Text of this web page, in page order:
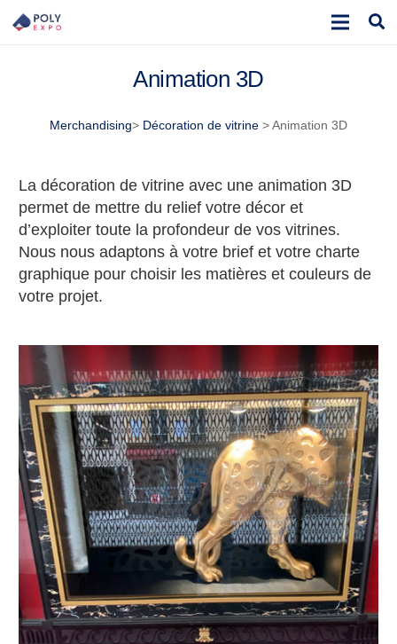
Animation 3D
Merchandising> Décoration de vitrine > Animation 3D
La décoration de vitrine avec une animation 3D
permet de mettre du relief votre décor et
d’exploiter toute la profondeur de vos vitrines.
Nous nous adaptons à votre brief et votre charte
graphique pour choisir les matières et couleurs de
votre projet.